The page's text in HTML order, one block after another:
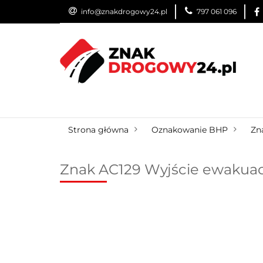
info@znakdrogowy24.pl 797 061 096
ZNAKI DROGOWE
Strona główna Oznakowanie BHP
Znak AC129 Wyjście